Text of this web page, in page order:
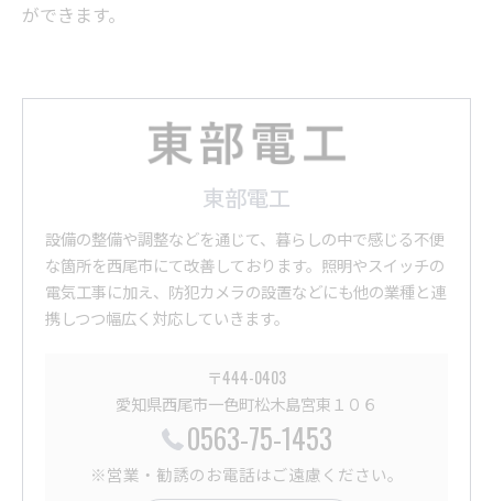
ができます。
東部電工
設備の整備や調整などを通じて、暮らしの中で感じる不便
な箇所を西尾市にて改善しております。照明やスイッチの
電気工事に加え、防犯カメラの設置などにも他の業種と連
携しつつ幅広く対応していきます。
〒444-0403
愛知県西尾市一色町松木島宮東１０６
0563-75-1453
※営業・勧誘のお電話はご遠慮ください。